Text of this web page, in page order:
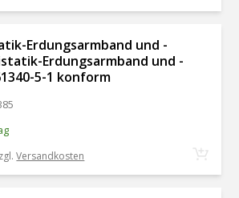
Erdungsarmband und -
Erdungsarmband und -
5-1 konform
Versandkosten